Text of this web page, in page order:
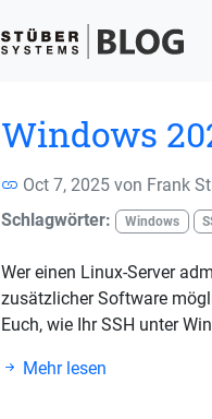
Windows
Oct 7, 2025 von Frank
Schlagwörter:
Windows
Wer einen Linux-Server
zusätzlicher Software
Euch, wie Ihr SSH unter
Mehr lesen